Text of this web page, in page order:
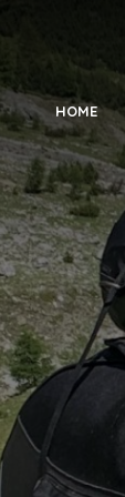
HOME